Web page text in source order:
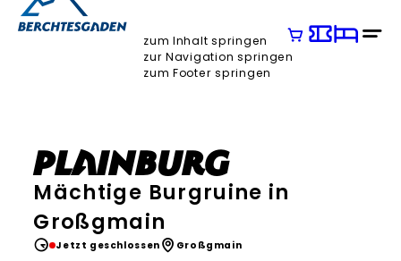
zum Inhalt springen
zur Navigation springen
zum Footer springen
Plainburg
Mächtige Burgruine in
Großgmain
Jetzt geschlossen Großgmain